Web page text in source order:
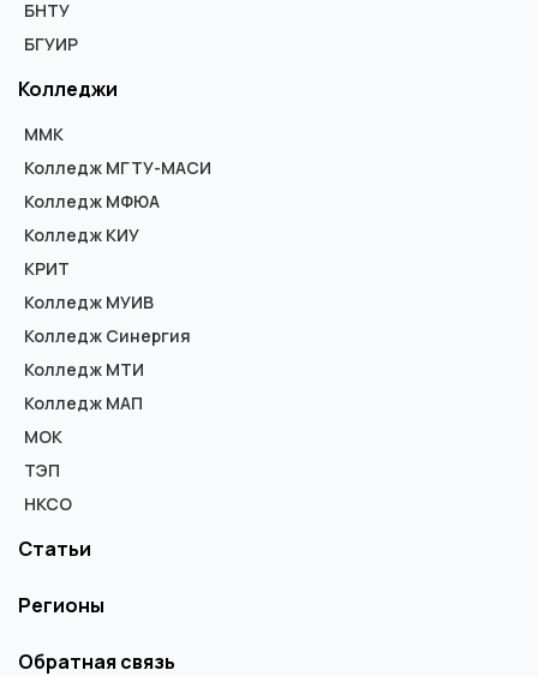
БНТУ
БГУИР
Колледжи
ММК
Колледж МГТУ-МАСИ
Колледж МФЮА
Колледж КИУ
КРИТ
Колледж МУИВ
Колледж Синергия
Колледж МТИ
Колледж МАП
МОК
ТЭП
НКСО
Статьи
Регионы
Обратная связь